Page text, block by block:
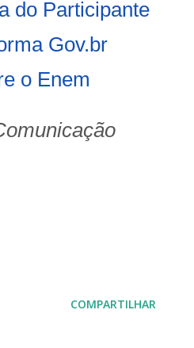
do Participante
Gov.br
o Enem
COMPARTILHAR